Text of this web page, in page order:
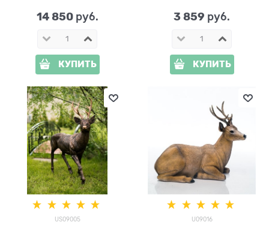
14 850 руб.
КУПИТЬ
3 859 руб.
КУПИТЬ
US09005 U09016